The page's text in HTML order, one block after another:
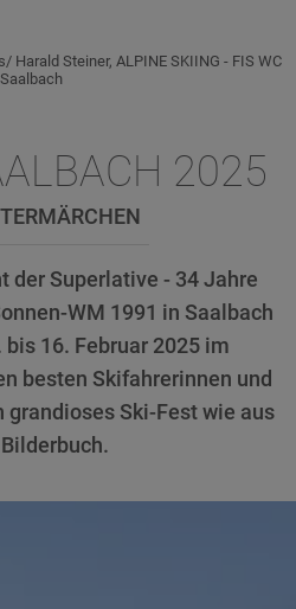
Harald Steiner, ALPINE SKIING - FIS WC
Saalbach
2025
der Superlative - 34 Jahre
WM 1991 in Saalbach
16. Februar 2025 im
besten Skifahrerinnen und
grandioses Ski-Fest wie aus